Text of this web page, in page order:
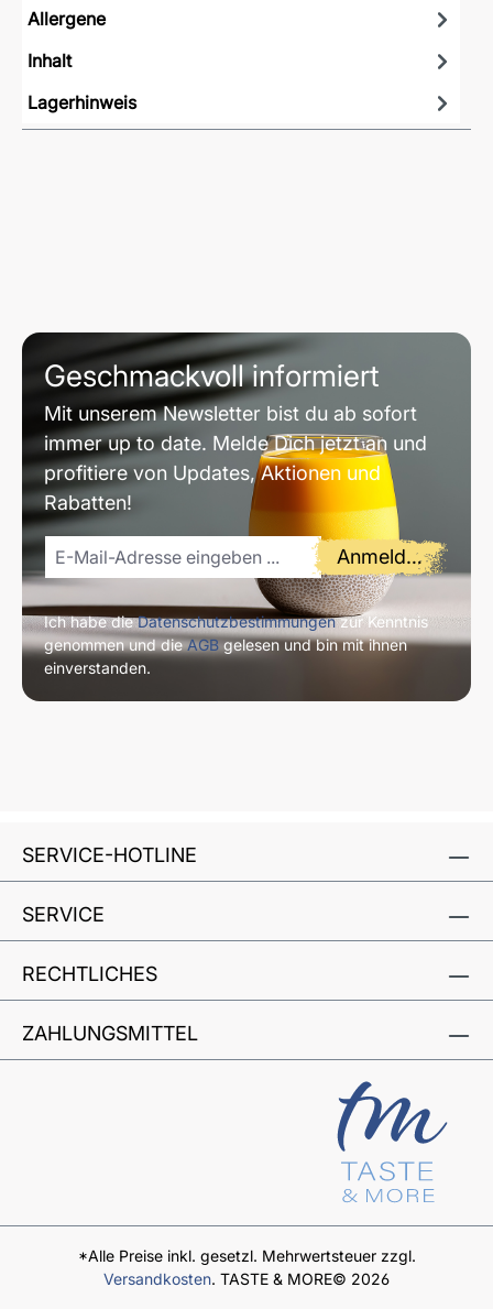
Allergene
Inhalt
Lagerhinweis
Geschmackvoll informiert
Mit unserem Newsletter bist du ab sofort
immer up to date. Melde Dich jetzt an und
profitiere von Updates, Aktionen und
Rabatten!
Anmelden
Ich habe dieDatenschutzbestimmungenzur Kenntnis
genommen und dieAGBgelesen und bin mit ihnen
einverstanden.
SERVICE-HOTLINE
SERVICE
RECHTLICHES
ZAHLUNGSMITTEL
*Alle Preise inkl. gesetzl. Mehrwertsteuer zzgl.
Versandkosten. TASTE & MORE© 2026